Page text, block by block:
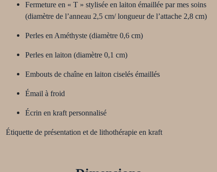
Fermeture en « T » stylisée en laiton émaillée par mes soins
(diamètre de l’anneau 2,5 cm/ longueur de l’attache 2,8 cm)
Perles en Améthyste (diamètre 0,6 cm)
Perles en laiton (diamètre 0,1 cm)
Embouts de chaîne en laiton ciselés émaillés
Émail à froid
Écrin en kraft personnalisé
Étiquette de présentation et de lithothérapie en kraft